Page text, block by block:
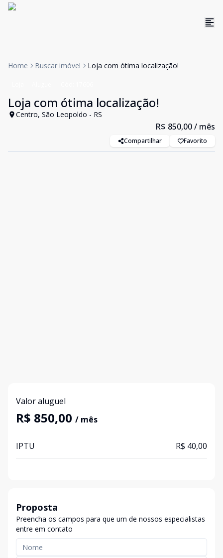
Home Buscar imóvel Loja com ótima localização!
Loja com ótima localização!
Centro, São Leopoldo - RS
R$ 850,00/ mês
Compartilhar Favorito
Valor aluguel
R$ 850,00 / mês
IPTU R$ 40,00
Proposta
Preencha os campos para que um de nossos especialistas
entre em contato